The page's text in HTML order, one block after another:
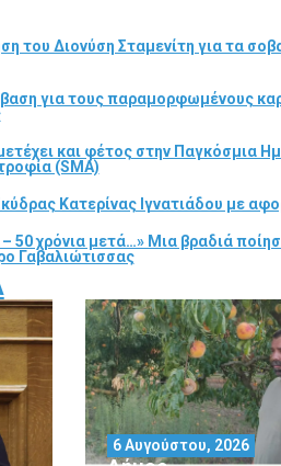
του Διονύση Σταμενίτη για τα
για τους παραμορφωμένους
και φέτος στην Παγκόσμια
(SMA)
Κατερίνας Ιγνατιάδου με
50 χρόνια μετά…» Μια βραδιά
Γαβαλιώτισσας
6 Αυγούστου, 2026